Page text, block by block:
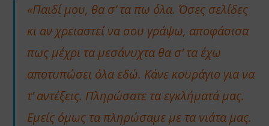
«Παιδί μου, θα σ’ τα πω όλα. Όσες σελίδες
κι αν χρειαστεί να σου γράψω, αποφάσισα
πως μέχρι τα μεσάνυχτα θα σ’ τα έχω
αποτυπώσει όλα εδώ. Κάνε κουράγιο για να
τ’ αντέξεις. Πληρώσατε τα εγκλήματά μας.
Εμείς όμως τα πληρώσαμε με τα νιάτα μας.